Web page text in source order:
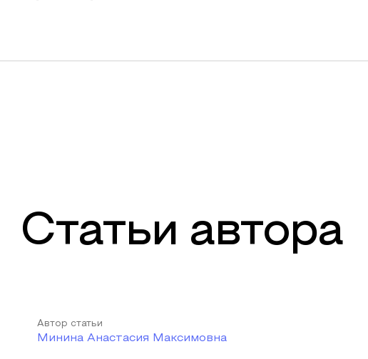
Статьи автора
Автор статьи
Минина Анастасия Максимовна